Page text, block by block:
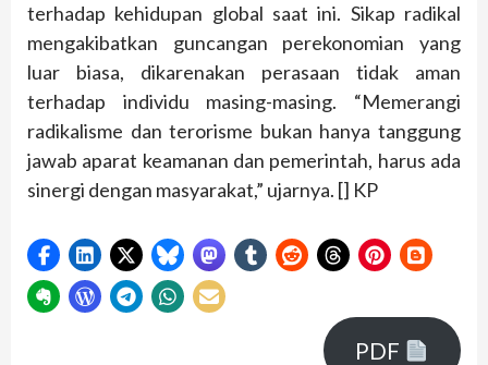
terhadap kehidupan global saat ini. Sikap radikal
mengakibatkan guncangan perekonomian yang
luar biasa, dikarenakan perasaan tidak aman
terhadap individu masing-masing. “Memerangi
radikalisme dan terorisme bukan hanya tanggung
jawab aparat keamanan dan pemerintah, harus ada
sinergi dengan masyarakat,” ujarnya. [] KP
PDF